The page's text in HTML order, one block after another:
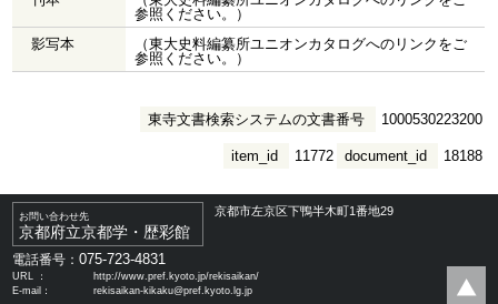
参照ください。）
影写本
（東大史料編纂所ユニオンカタログへのリンクをご
参照ください。）
東寺文書検索システムの文書番号 1000530223200
document_id 18188
item_id 11772
お問い合わせ先
京都府立京都学・歴彩館
京都市左京区下鴨半木町1番地29
電話番号：075-723-4831
URL ：
http://www.pref.kyoto.jp/rekisaikan/
E-mail：
rekisaikan-kikaku@pref.kyoto.lg.jp